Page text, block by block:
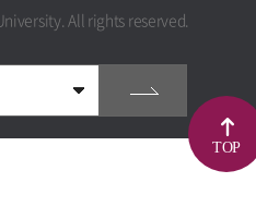
All rights reserved.
TOP